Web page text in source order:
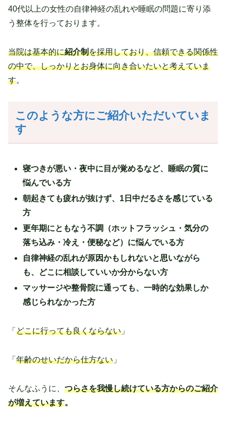
40代以上の女性の自律神経の乱れや睡眠の問題に寄り添
う整体を行っております。
当院は基本的に紹介制を採用しており、信頼できる関係性
の中で、しっかりとお身体に向き合いたいと考えていま
す。
このような方にご紹介いただいていま
す
寝つきが悪い・夜中に目が覚めるなど、睡眠の質に
悩んでいる方
朝起きても疲れが抜けず、1日中だるさを感じている
方
更年期にともなう不調（ホットフラッシュ・気分の
落ち込み・冷え・便秘など）に悩んでいる方
自律神経の乱れが原因かもしれないと思いながら
も、どこに相談していいか分からない方
マッサージや整骨院に通っても、一時的な効果しか
感じられなかった方
「 どこに行っても良くならない 」
「 年齢のせいだから仕方ない 」
そんなふうに、 つらさを我慢し続けている方からのご紹介
が増えています。